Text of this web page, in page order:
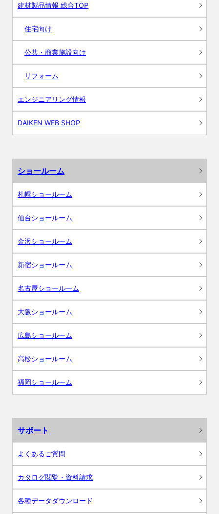
建材製品情報 総合TOP
住宅向け
公共・商業施設向け
リフォーム
エンジニアリング情報
DAIKEN WEB SHOP
ショールーム
札幌ショールーム
仙台ショールーム
金沢ショールーム
新宿ショールーム
名古屋ショールーム
大阪ショールーム
広島ショールーム
高松ショールーム
福岡ショールーム
サポート
よくあるご質問
カタログ閲覧・資料請求
各種データダウンロード